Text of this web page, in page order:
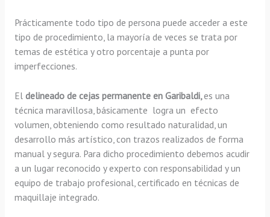
Prácticamente todo tipo de persona puede acceder a este
tipo de procedimiento, la mayoría de veces se trata por
temas de estética y otro porcentaje a punta por
imperfecciones.
El delineado de cejas permanente en Garibaldi, es una
técnica maravillosa, básicamente logra un efecto
volumen, obteniendo como resultado naturalidad, un
desarrollo más artístico, con trazos realizados de forma
manual y segura. Para dicho procedimiento debemos acudir
a un lugar reconocido y experto con responsabilidad y un
equipo de trabajo profesional, certificado en técnicas de
maquillaje integrado.